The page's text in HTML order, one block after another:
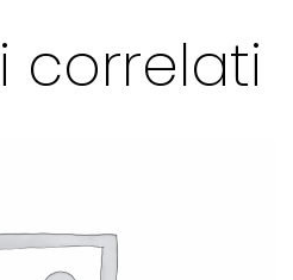
correlati